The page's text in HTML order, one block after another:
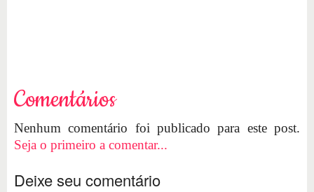
Comentários
Nenhum comentário foi publicado para este post.
Seja o primeiro a comentar...
Deixe seu comentário